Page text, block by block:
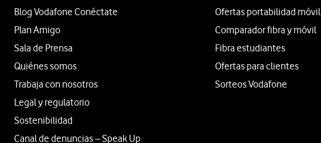
Blog Vodafone Conéctate
Plan Amigo
Sala de Prensa
Quiénes somos
Trabaja con nosotros
Legal y regulatorio
Sostenibilidad
Canal de denuncias – Speak Up
Ofertas portabilidad móvil
Comparador fibra y móvil
Fibra estudiantes
Ofertas para clientes
Sorteos Vodafone